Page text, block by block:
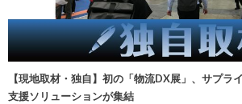
【現地取材・独自】初の「物流DX展」、サプラ
支援ソリューションが集結